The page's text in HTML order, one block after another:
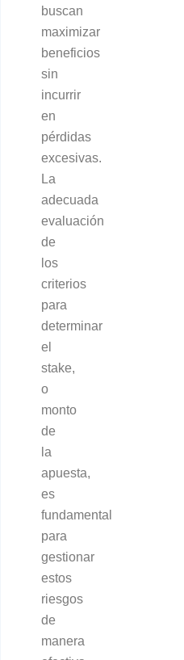
buscan
maximizar
beneficios
sin
incurrir
en
pérdidas
excesivas.
La
adecuada
evaluación
de
los
criterios
para
determinar
el
stake,
o
monto
de
la
apuesta,
es
fundamental
para
gestionar
estos
riesgos
de
manera